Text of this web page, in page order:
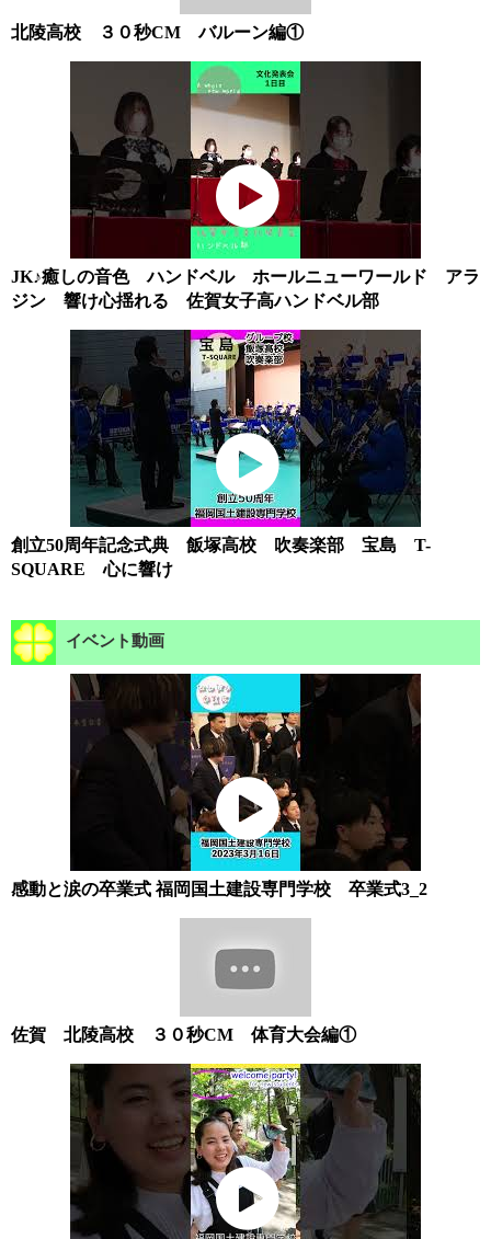
北陵高校 ３０秒CM バルーン編①
JK♪癒しの音色 ハンドベル ホールニューワールド アラ
ジン 響け心揺れる 佐賀女子高ハンドベル部
創立50周年記念式典 飯塚高校 吹奏楽部 宝島 T-
SQUARE 心に響け
イベント動画
感動と涙の卒業式 福岡国土建設専門学校 卒業式3_2
佐賀 北陵高校 ３０秒CM 体育大会編①